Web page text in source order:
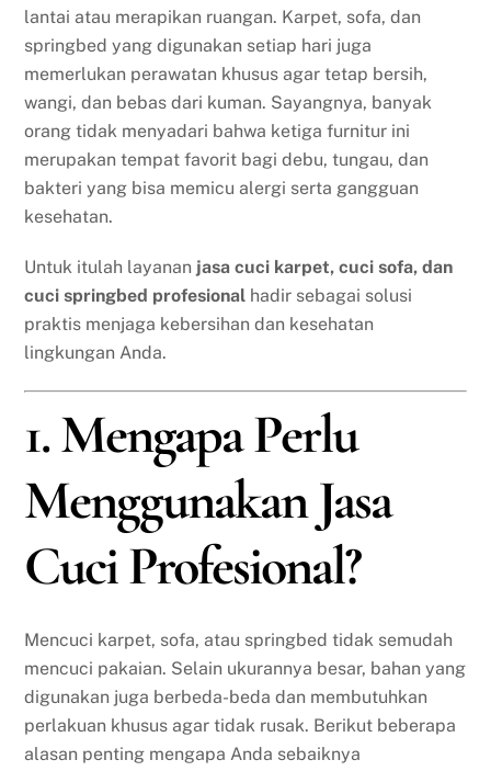
lantai atau merapikan ruangan. Karpet, sofa, dan
springbed yang digunakan setiap hari juga
memerlukan perawatan khusus agar tetap bersih,
wangi, dan bebas dari kuman. Sayangnya, banyak
orang tidak menyadari bahwa ketiga furnitur ini
merupakan tempat favorit bagi debu, tungau, dan
bakteri yang bisa memicu alergi serta gangguan
kesehatan.
Untuk itulah layanan jasa cuci karpet, cuci sofa, dan
cuci springbed profesional hadir sebagai solusi
praktis menjaga kebersihan dan kesehatan
lingkungan Anda.
1. Mengapa Perlu
Menggunakan Jasa
Cuci Profesional?
Mencuci karpet, sofa, atau springbed tidak semudah
mencuci pakaian. Selain ukurannya besar, bahan yang
digunakan juga berbeda-beda dan membutuhkan
perlakuan khusus agar tidak rusak. Berikut beberapa
alasan penting mengapa Anda sebaiknya